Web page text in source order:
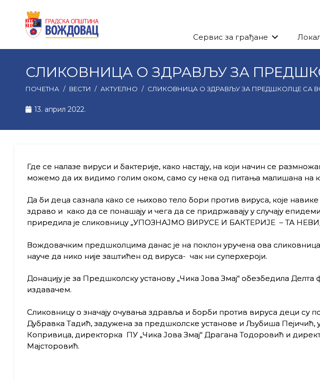
Сервис за грађане
СЛИКОВНИЦА О ЗДРАВЉУ ЗА
ПОЧЕТНА / ВЕСТИ / АКТУЕЛНО / СЛИКОВНИЦА О ЗДРАВЉУ ЗА ПРЕДШКОЛЦЕ СА
13. април 2022.
Где се налазе вируси и бактерије, како настају, на који начин се
можемо да их видимо голим оком, само су нека од питања малишана на
Да би деца сазнала како се њихово тело бори против вируса, које навике
здраво и како да се понашају и чега да се придржавају у случају
приредила је сликовницу „УПОЗНАЈМО ВИРУСЕ И БАКТЕРИЈЕ – ТА
Вождовачким предшколцима данас је на поклон уручена ова
науче да нико није заштићен од вируса- чак ни суперхероји.
Донацију је за Предшколску установу „Чика Јова Змај“ обезбедила
издавачем.
Сликовницу о значају очувања здравља и борби против вируса деци су
Дубравка Тадић, задужена за предшколске установе и Љубиша Пејичић,
Копривица, директорка ПУ „Чика Јова Змај“ Драгана Тодоровић и
Мајсторовић.